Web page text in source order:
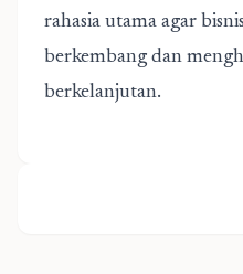
rahasia utama agar
berkembang dan
berkelanjutan.